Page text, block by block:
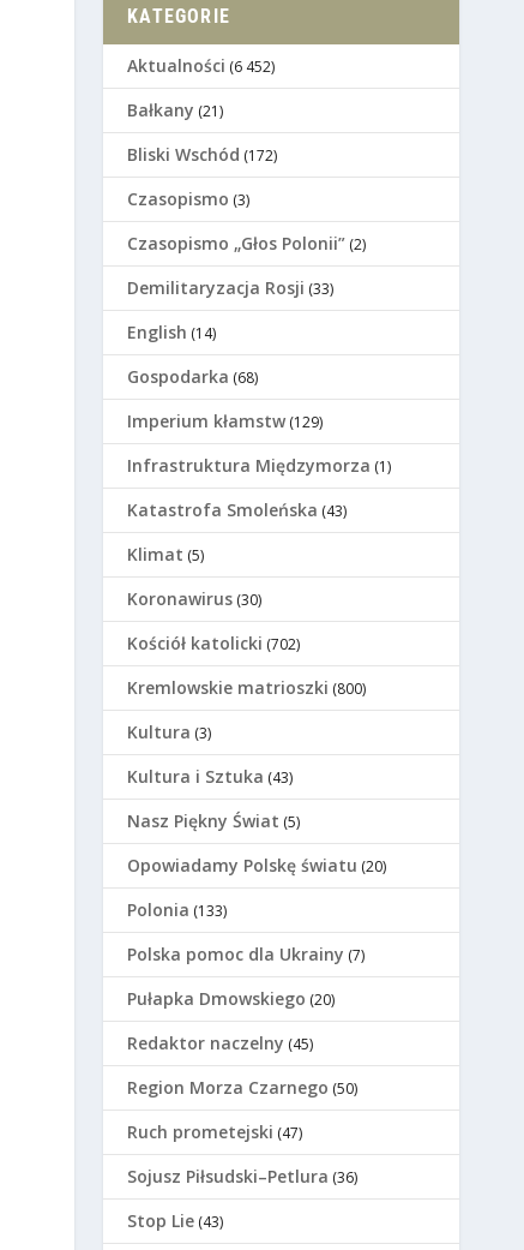
KATEGORIE
Aktualności (6 452)
Bałkany (21)
Bliski Wschód (172)
Czasopismo (3)
Czasopismo „Głos Polonii” (2)
Demilitaryzacja Rosji (33)
English (14)
Gospodarka (68)
Imperium kłamstw (129)
Infrastruktura Międzymorza (1)
Katastrofa Smoleńska (43)
Klimat (5)
Koronawirus (30)
Kościół katolicki (702)
Kremlowskie matrioszki (800)
Kultura (3)
Kultura i Sztuka (43)
Nasz Piękny Świat (5)
Opowiadamy Polskę światu (20)
Polonia (133)
Polska pomoc dla Ukrainy (7)
Pułapka Dmowskiego (20)
Redaktor naczelny (45)
Region Morza Czarnego (50)
Ruch prometejski (47)
Sojusz Piłsudski–Petlura (36)
Stop Lie (43)